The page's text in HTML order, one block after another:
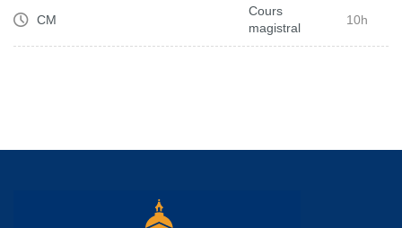
CM
Cours
magistral
10h